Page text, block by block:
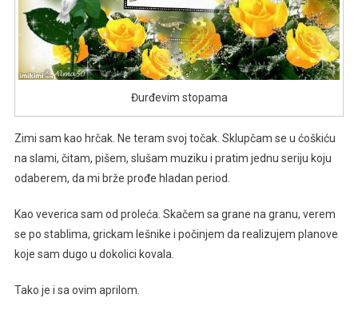
Đurđevim stopama
Zimi sam kao hrčak. Ne teram svoj točak. Sklupčam se u ćoškiću
na slami, čitam, pišem, slušam muziku i pratim jednu seriju koju
odaberem, da mi brže prođe hladan period.
Kao veverica sam od proleća. Skačem sa grane na granu, verem
se po stablima, grickam lešnike i počinjem da realizujem planove
koje sam dugo u dokolici kovala.
Tako je i sa ovim aprilom.